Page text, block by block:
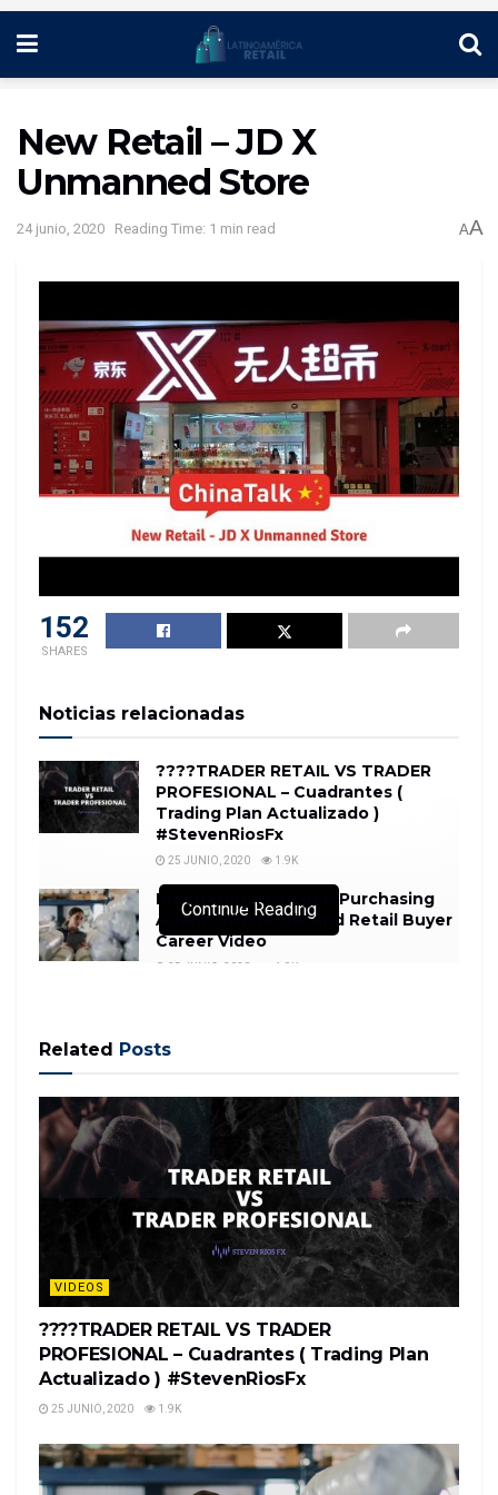
New Retail – JD X
Unmanned Store
24 junio, 2020 Reading Time: 1 min read AA
152
SHARES
Noticias relacionadas
????TRADER RETAIL VS TRADER
PROFESIONAL – Cuadrantes (
Trading Plan Actualizado )
#StevenRiosFx
25 JUNIO, 2020 1.9K
Purchasing Manager, Purchasing
Agent, Wholesale and Retail Buyer
Career Video
25 JUNIO, 2020 1.9K
Continue Reading
Related Posts
VIDEOS
????TRADER RETAIL VS TRADER
PROFESIONAL – Cuadrantes ( Trading Plan
Actualizado ) #StevenRiosFx
25 JUNIO, 2020 1.9K